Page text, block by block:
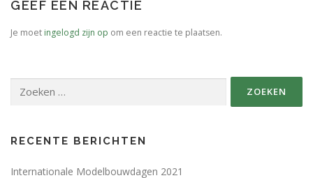
GEEF EEN REACTIE
Je moet ingelogd zijn op om een reactie te plaatsen.
naar:
RECENTE BERICHTEN
Internationale Modelbouwdagen 2021